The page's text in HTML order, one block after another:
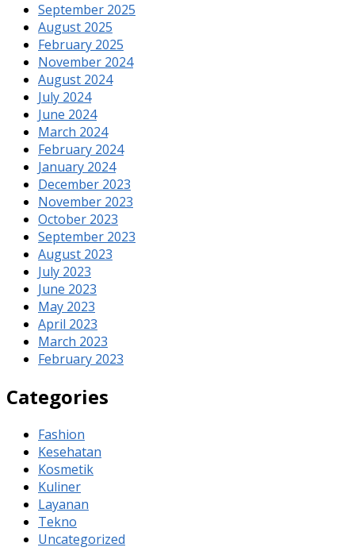
September 2025
August 2025
February 2025
November 2024
August 2024
July 2024
June 2024
March 2024
February 2024
January 2024
December 2023
November 2023
October 2023
September 2023
August 2023
July 2023
June 2023
May 2023
April 2023
March 2023
February 2023
Categories
Fashion
Kesehatan
Kosmetik
Kuliner
Layanan
Tekno
Uncategorized